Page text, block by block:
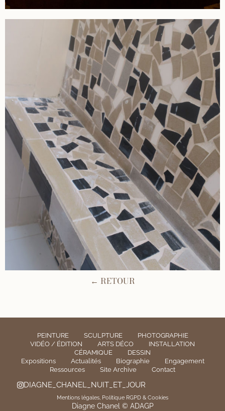
← RETOUR
PEINTURE SCULPTURE
PHOTOGRAPHIE
VIDÉO / ÉDITION
ARTS DÉCO
INSTALLATION
CÉRAMIQUE
DESSIN
Expositions
Actualités Biographie
Engagement
Ressources
Site Archive Contact
DIAGNE_CHANEL_NUIT_ET_JOUR
Mentions légales, Politique RGPD & Cookies
Diagne Chanel © ADAGP